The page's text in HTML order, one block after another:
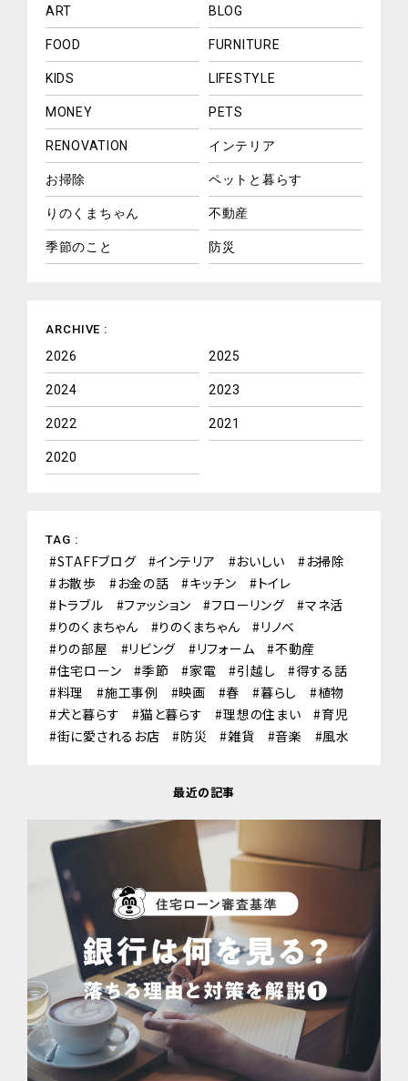
ART BLOG
FOOD FURNITURE
KIDS LIFESTYLE
MONEY PETS
RENOVATION インテリア
お掃除 ペットと暮らす
りのくまちゃん 不動産
季節のこと 防災
ARCHIVE :
2026 2025
2024 2023
2022 2021
2020
TAG :
STAFFブログ インテリア おいしい
お掃除
お散歩
お金の話 キッチン
トイレ
トラブル
ファッション フローリング
マネ活
りのくまちゃん
りのくまちゃん
リノベ
りの部屋
リビング リフォーム
不動産
住宅ローン
季節 家電 引越し
得する話
料理
施工事例 映画 春 暮らし
植物
犬と暮らす
猫と暮らす 理想の住まい
育児
街に愛されるお店
防災 雑貨 音楽 風水
最近の記事